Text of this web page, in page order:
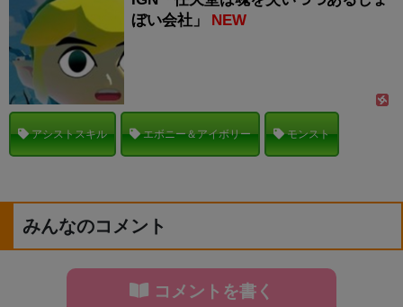
ぼい会社」
NEW
アシストスキル エボニー＆アイボリー モンスト
みんなのコメント
コメントを書く